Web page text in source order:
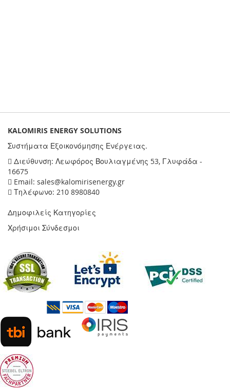
KALOMIRIS ENERGY SOLUTIONS
Συστήματα Εξοικονόμησης Ενέργειας.
Διεύθυνση: Λεωφόρος Βουλιαγμένης 53, Γλυφάδα -
16675
Email: sales@kalomirisenergy.gr
Τηλέφωνο: 210 8980840
Δημοφιλείς Κατηγορίες
Χρήσιμοι Σύνδεσμοι